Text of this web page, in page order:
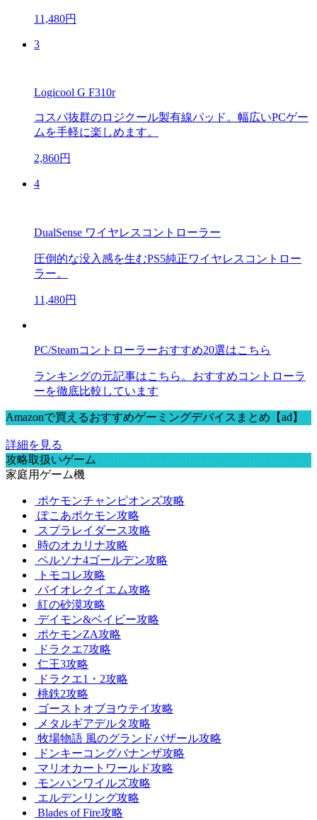
11,480円
3
Logicool G F310r
コスパ抜群のロジクール製有線パッド。幅広いPCゲー
ムを手軽に楽しめます。
2,860円
4
DualSense ワイヤレスコントローラー
圧倒的な没入感を生むPS5純正ワイヤレスコントロー
ラー。
11,480円
PC/Steamコントローラーおすすめ20選はこちら
ランキングの元記事はこちら。おすすめコントローラ
ーを徹底比較しています
Amazonで買えるおすすめゲーミングデバイスまとめ【ad】
詳細を見る
攻略取扱いゲーム
家庭用ゲーム機
ポケモンチャンピオンズ攻略
ぽこあポケモン攻略
スプラレイダース攻略
時のオカリナ攻略
ペルソナ4ゴールデン攻略
トモコレ攻略
バイオレクイエム攻略
紅の砂漠攻略
デイモン&ベイビー攻略
ポケモンZA攻略
ドラクエ7攻略
仁王3攻略
ドラクエ1・2攻略
桃鉄2攻略
ゴーストオブヨウテイ攻略
メタルギアデルタ攻略
牧場物語 風のグランドバザール攻略
ドンキーコングバナンザ攻略
マリオカートワールド攻略
モンハンワイルズ攻略
エルデンリング攻略
Blades of Fire攻略